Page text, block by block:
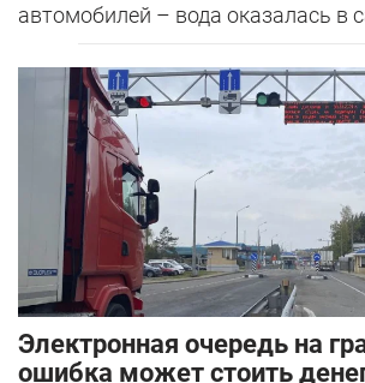
автомобилей – вода оказалась в
Электронная очередь на
ошибка может стоить